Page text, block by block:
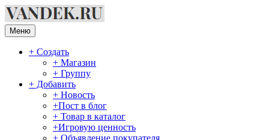
Перейти
к
содержимому
Меню
+ Создать
+ Магазин
+ Группу
+ Добавить
+ Новость
+Пост в блог
+ Товар в каталог
+Игровую ценность
+ Объявление покупателя